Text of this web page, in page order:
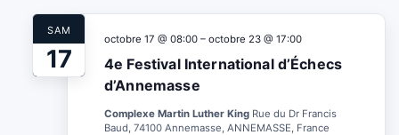
SAM
17
4e Festival International d’Échecs
d’Annemasse
octobre 17 @ 08:00 – octobre 23 @ 17:00
Complexe Martin Luther King Rue du Dr Francis
Baud, 74100 Annemasse, ANNEMASSE, France